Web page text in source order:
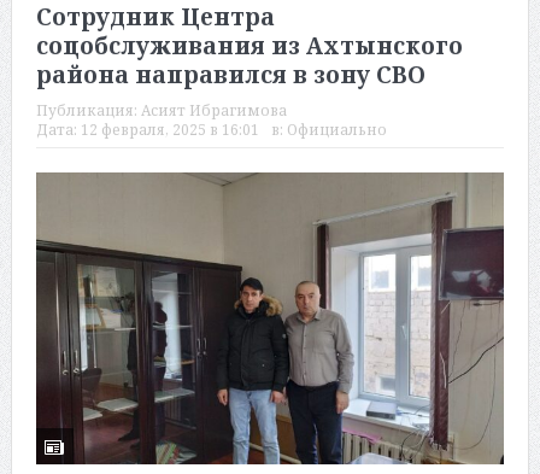
Сотрудник Центра
соцобслуживания из Ахтынского
района направился в зону СВО
Публикация: Асият Ибрагимова
Дата: 12 февраля, 2025 в 16:01 в: Официально